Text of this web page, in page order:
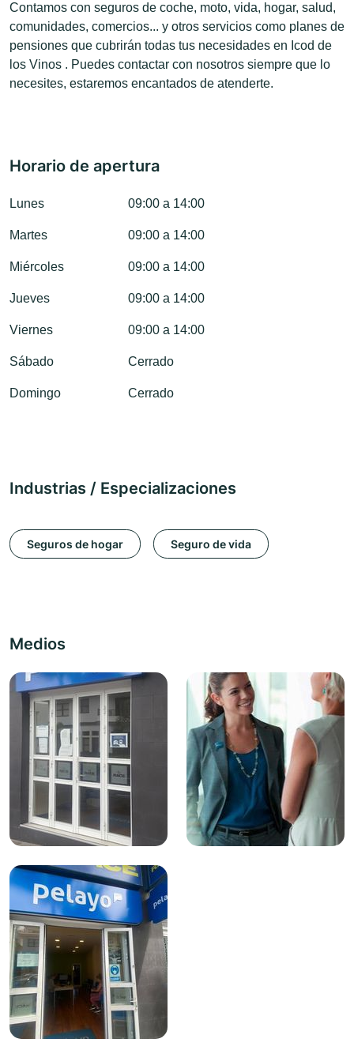
Contamos con seguros de coche, moto, vida, hogar, salud,
comunidades, comercios... y otros servicios como planes de
pensiones que cubrirán todas tus necesidades en Icod de
los Vinos . Puedes contactar con nosotros siempre que lo
necesites, estaremos encantados de atenderte.
Horario de apertura
Lunes 09:00 a 14:00
Martes 09:00 a 14:00
Miércoles 09:00 a 14:00
Jueves 09:00 a 14:00
Viernes 09:00 a 14:00
Sábado Cerrado
Domingo Cerrado
Industrias / Especializaciones
Seguros de hogar Seguro de vida
Medios